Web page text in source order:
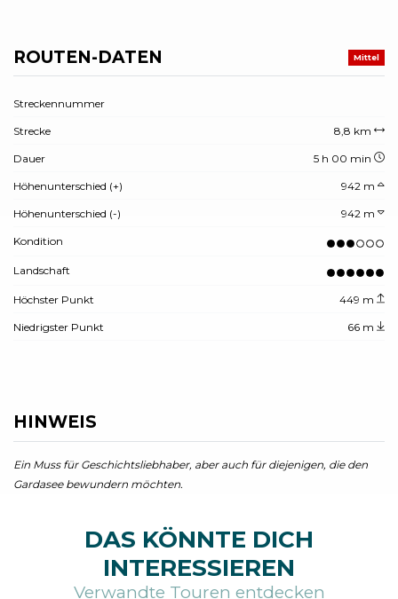
ROUTEN-DATEN Mittel
Streckennummer
Strecke 8,8 km
Dauer 5 h 00 min
Höhenunterschied (+) 942 m
Höhenunterschied (-) 942 m
Kondition
Landschaft
Höchster Punkt 449 m
Niedrigster Punkt 66 m
HINWEIS
Ein Muss für Geschichtsliebhaber, aber auch für diejenigen, die den
Gardasee bewundern möchten.
DAS KÖNNTE DICH
INTERESSIEREN
Verwandte Touren entdecken